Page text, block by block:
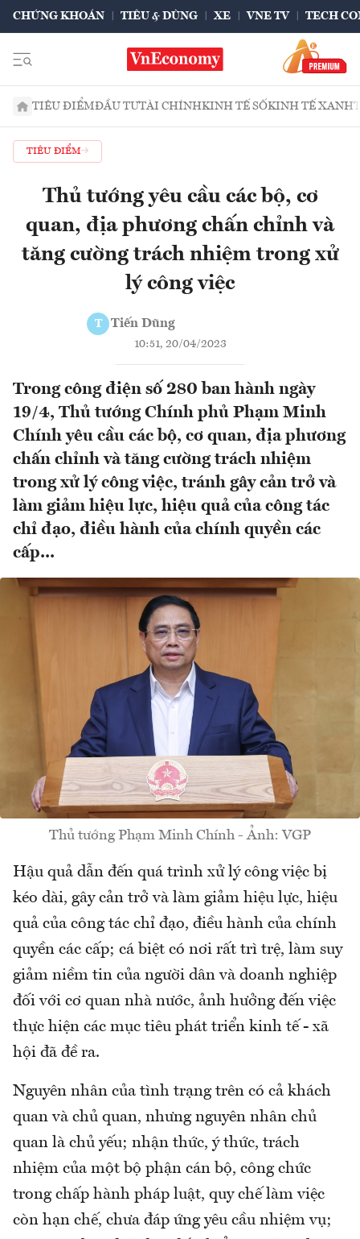
CHỨNG KHOÁN TIÊU & DÙNG XE VNE TV TECH
TIÊU ĐIỂMĐẦU TƯTÀI CHÍNHKINH TẾ SỐKINH TẾ XANH
TIÊU ĐIỂM
Thủ tướng yêu cầu các bộ, cơ
quan, địa phương chấn chỉnh và
tăng cường trách nhiệm trong xử
lý công việc
T Tiến Dũng
10:51, 20/04/2023
Trong công điện số 280 ban hành ngày
19/4, Thủ tướng Chính phủ Phạm Minh
Chính yêu cầu các bộ, cơ quan, địa phương
chấn chỉnh và tăng cường trách nhiệm
trong xử lý công việc, tránh gây cản trở và
làm giảm hiệu lực, hiệu quả của công tác
chỉ đạo, điều hành của chính quyền các
cấp...
Thủ tướng Phạm Minh Chính - Ảnh: VGP
Hậu quả dẫn đến quá trình xử lý công việc bị
kéo dài, gây cản trở và làm giảm hiệu lực, hiệu
quả của công tác chỉ đạo, điều hành của chính
quyền các cấp; cá biệt có nơi rất trì trệ, làm suy
giảm niềm tin của người dân và doanh nghiệp
đối với cơ quan nhà nước, ảnh hưởng đến việc
thực hiện các mục tiêu phát triển kinh tế - xã
hội đã đề ra.
Nguyên nhân của tình trạng trên có cả khách
quan và chủ quan, nhưng nguyên nhân chủ
quan là chủ yếu; nhận thức, ý thức, trách
nhiệm của một bộ phận cán bộ, công chức
trong chấp hành pháp luật, quy chế làm việc
còn hạn chế, chưa đáp ứng yêu cầu nhiệm vụ;